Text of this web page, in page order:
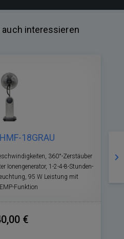
auch interessieren
18GRAU
360°-Zerstäuber
Ionengenerator, 1-2-4-8-Stunden-
95 W Leistung mit
Funktion
€